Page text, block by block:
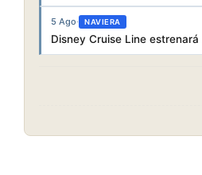
5 Ago· NAVIERA
Disney Cruise Line